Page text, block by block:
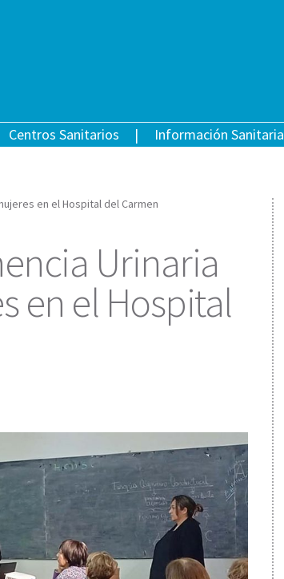
Centros Sanitarios Información Sanitaria
en el Hospital del Carmen
Urinaria
en el Hospital